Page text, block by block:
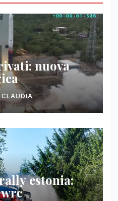
nuova
CLAUDIA
estonia: